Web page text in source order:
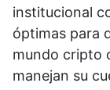
institucional
óptimas para
mundo cripto
manejan su